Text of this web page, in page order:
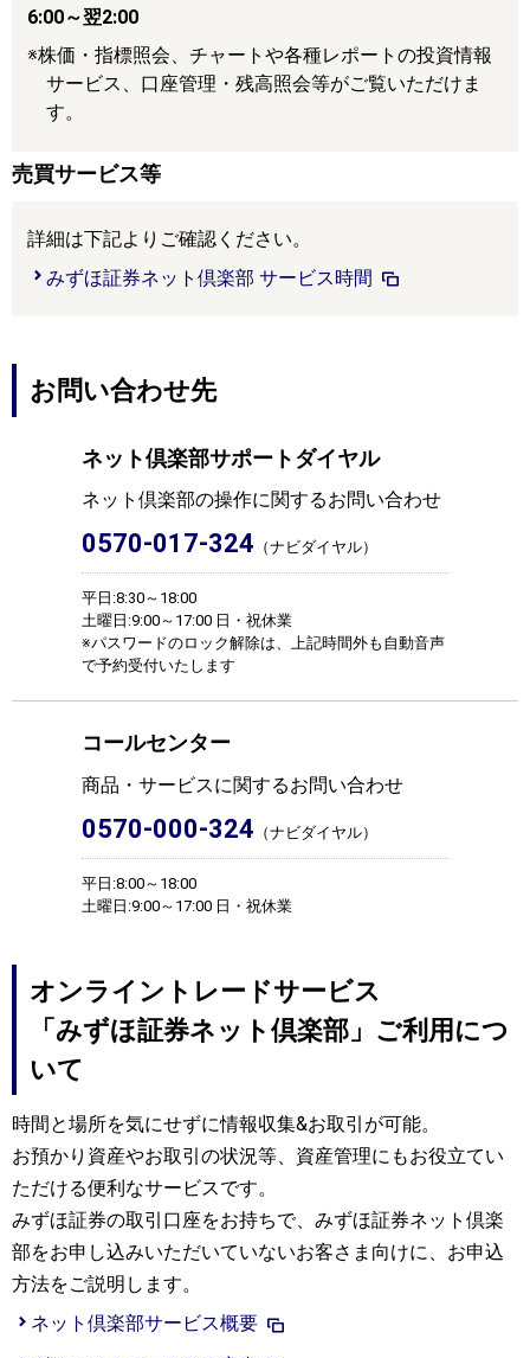
6:00～翌2:00
株価・指標照会、チャートや各種レポートの投資情報
サービス、口座管理・残高照会等がご覧いただけま
す。
売買サービス等
詳細は下記よりご確認ください。
みずほ証券ネット倶楽部 サービス時間
お問い合わせ先
ネット倶楽部サポートダイヤル
ネット倶楽部の操作に関するお問い合わせ
0570-017-324 （ナビダイヤル）
平日:8:30～18:00
土曜日:9:00～17:00 日・祝休業
※パスワードのロック解除は、上記時間外も自動音声
で予約受付いたします
コールセンター
商品・サービスに関するお問い合わせ
0570-000-324 （ナビダイヤル）
平日:8:00～18:00
土曜日:9:00～17:00 日・祝休業
オンライントレードサービス
「みずほ証券ネット倶楽部」ご利用につ
いて
時間と場所を気にせずに情報収集&お取引が可能。
お預かり資産やお取引の状況等、資産管理にもお役立てい
ただける便利なサービスです。
みずほ証券の取引口座をお持ちで、みずほ証券ネット倶楽
部をお申し込みいただいていないお客さま向けに、お申込
方法をご説明します。
ネット倶楽部サービス概要